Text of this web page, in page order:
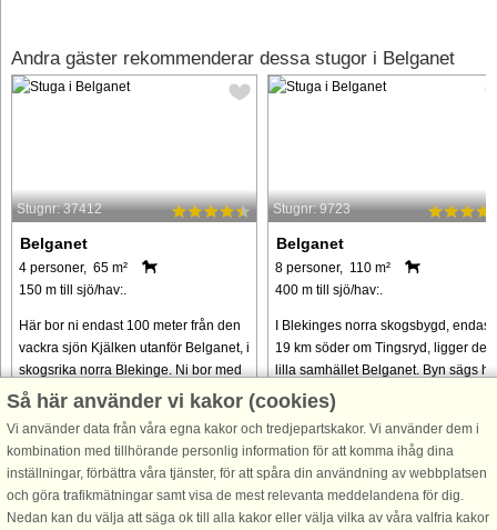
Andra gäster rekommenderar dessa stugor i Belganet
Stugnr: 37412
Belganet
4 personer, 65 m²
150 m till sjö/hav:.
Här bor ni endast 100 meter från den
vackra sjön Kjälken utanför Belganet, i
skogsrika norra Blekinge. Ni bor med
ett högt läge på en naturtomt med
och njuta av den ...
från 6.773 SEK
Stugnr: 9723
Belganet
8 personer, 110 m²
400 m till sjö/hav:.
I Blekinges norra skogsbygd, endast
19 km söder om Tingsryd, ligger det
lilla samhället Belganet. Byn sägs ha
fått sitt namn från bälgarna som
användes för att blåsa liv i elden i
smedjorna som låg här. ...
från 7.147 SEK
Så här använder vi kakor (cookies)
Vi använder data från våra egna kakor och tredjepartskakor. Vi använder dem i
kombination med tillhörande personlig information för att komma ihåg dina
inställningar, förbättra våra tjänster, för att spåra din användning av webbplatsen
och göra trafikmätningar samt visa de mest relevanta meddelandena för dig.
Nedan kan du välja att säga ok till alla kakor eller välja vilka av våra valfria kakor